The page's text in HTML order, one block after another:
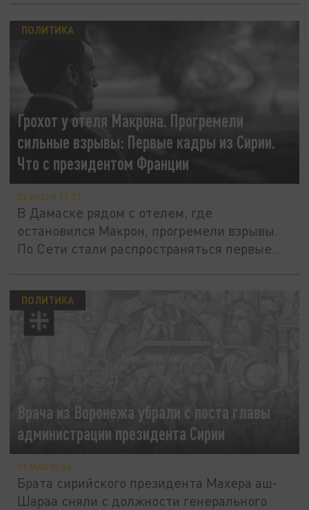
Грохот у отеля Макрона. Прогремели
сильные взрывы: Первые кадры из Сирии.
Что с президентом Франции
ПОЛИТИКА
07 ИЮЛЯ 11:31
В Дамаске рядом с отелем, где
остановился Макрон, прогремели взрывы.
По Сети стали распространяться первые...
Врача из Воронежа убрали с поста главы
администрации президента Сирии
ПОЛИТИКА
11 МАЯ 05:56
Брата сирийского президента Махера аш-
Шараа сняли с должности генерального